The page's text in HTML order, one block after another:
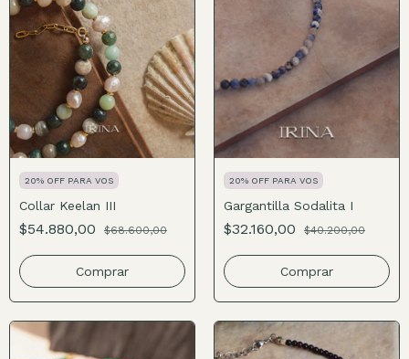
20% OFF PARA VOS
Collar Keelan III
$54.880,00 $68.600,00
Comprar
20% OFF PARA VOS
Gargantilla Sodalita I
$32.160,00 $40.200,00
Comprar